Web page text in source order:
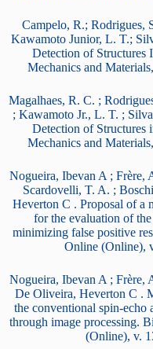
Campelo, R.; Rodrigues,
Kawamoto Junior, L. T.;
Detection of Structures
Mechanics and
Magalhaes, R. C. ;
; Kawamoto Jr., L. T. ;
Detection of Structures
Mechanics and
Nogueira, Ibevan A ; Frère,
Scardovelli, T. A. ;
Heverton C . Proposal of a
for the evaluation of
minimizing false positive
Online (Online),
Nogueira, Ibevan A ; Frère,
De Oliveira, Heverton C .
the conventional spin-echo
through image processing.
(Online), v.